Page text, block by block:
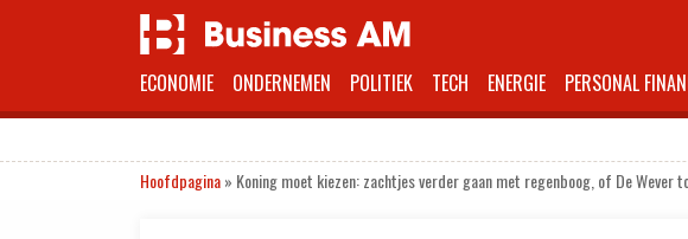
ECONOMIE ONDERNEMEN POLITIEK TECH ENERGIE PERSONAL
Hoofdpagina» Koning moet kiezen: zachtjes verder gaan met regenboog, of De Wever